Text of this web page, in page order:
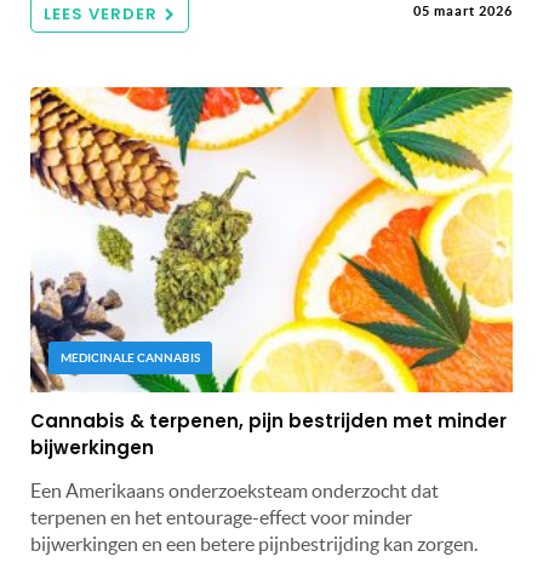
LEES VERDER 05 maart 2026
MEDICINALE CANNABIS
Cannabis & terpenen, pijn bestrijden met minder
bijwerkingen
Een Amerikaans onderzoeksteam onderzocht dat
terpenen en het entourage-effect voor minder
bijwerkingen en een betere pijnbestrijding kan zorgen.